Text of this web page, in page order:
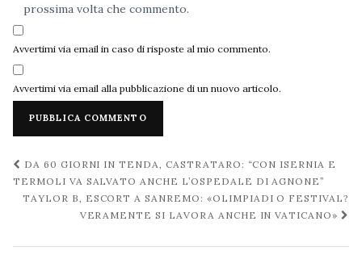
prossima volta che commento.
Avvertimi via email in caso di risposte al mio commento.
Avvertimi via email alla pubblicazione di un nuovo articolo.
Navigazione
post
DA 60 GIORNI IN TENDA, CASTRATARO: “CON ISERNIA E
TERMOLI VA SALVATO ANCHE L’OSPEDALE DI AGNONE”
TAYLOR B, ESCORT A SANREMO: «OLIMPIADI O FESTIVAL?
VERAMENTE SI LAVORA ANCHE IN VATICANO»